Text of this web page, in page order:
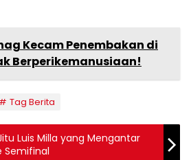
Kecam Penembakan di
Berperikemanusiaan!
Tag Berita
Luis Milla yang Mengantar
Semifinal